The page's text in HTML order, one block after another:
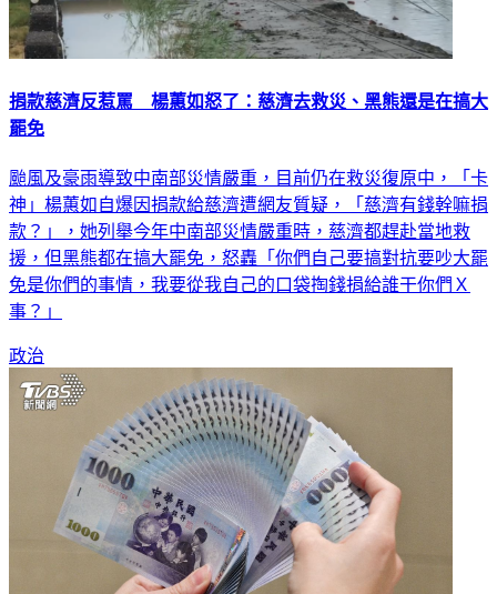
捐款慈濟反惹罵 楊蕙如怒了：慈濟去救災、黑熊還是在搞大
罷免
颱風及豪雨導致中南部災情嚴重，目前仍在救災復原中，「卡
神」楊蕙如自爆因捐款給慈濟遭網友質疑，「慈濟有錢幹嘛捐
款？」，她列舉今年中南部災情嚴重時，慈濟都趕赴當地救
援，但黑熊都在搞大罷免，怒轟「你們自己要搞對抗要吵大罷
免是你們的事情，我要從我自己的口袋掏錢捐給誰干你們Ｘ
事？」
政治